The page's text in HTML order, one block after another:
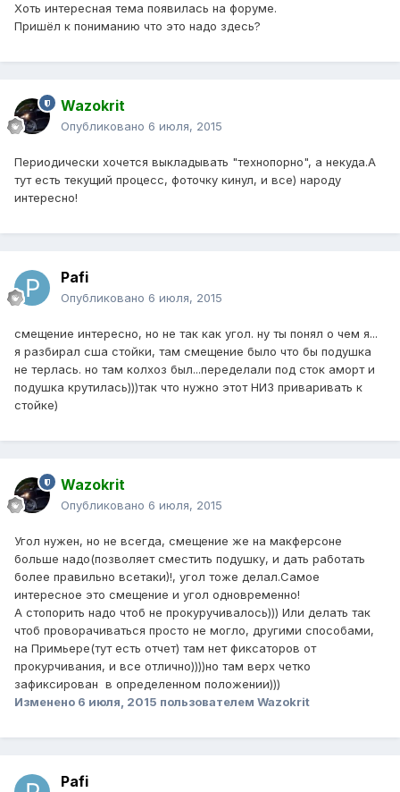
Хоть интересная тема появилась на форуме.
Пришёл к пониманию что это надо здесь?
Wazokrit
Опубликовано 6 июля, 2015
Периодически хочется выкладывать "технопорно", а некуда.А
тут есть текущий процесс, фоточку кинул, и все) народу
интересно!
Pafi
Опубликовано 6 июля, 2015
смещение интересно, но не так как угол. ну ты понял о чем я...
я разбирал сша стойки, там смещение было что бы подушка
не терлась. но там колхоз был...переделали под сток аморт и
подушка крутилась)))так что нужно этот НИЗ приваривать к
стойке)
Wazokrit
Опубликовано 6 июля, 2015
Угол нужен, но не всегда, смещение же на макферсоне
больше надо(позволяет сместить подушку, и дать работать
более правильно всетаки)!, угол тоже делал.Самое
интересное это смещение и угол одновременно!
А стопорить надо чтоб не прокуручивалось))) Или делать так
чтоб проворачиваться просто не могло, другими способами,
на Примьере(тут есть отчет) там нет фиксаторов от
прокурчивания, и все отлично))))но там верх четко
зафиксирован в определенном положении)))
Изменено 6 июля, 2015 пользователем Wazokrit
Pafi